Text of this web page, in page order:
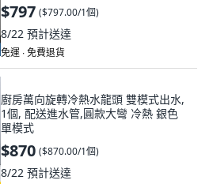
$797 ($797.00/1個)
8/22 預計送達
免運 ∙ 免費退貨
廚房萬向旋轉冷熱水龍頭 雙模式出水,
1個, 配送進水管,圓款大彎 冷熱 銀色
單模式
$870 ($870.00/1個)
8/22 預計送達